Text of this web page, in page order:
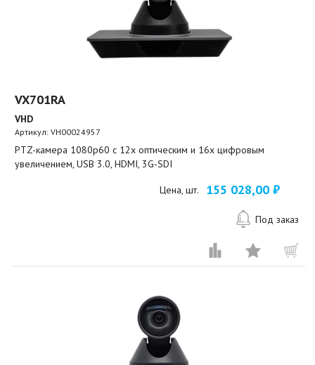
VX701RA
VHD
Артикул:VH00024957
PTZ-камера 1080p60 c 12х оптическим и 16х цифровым
увеличением, USB 3.0, HDMI, 3G-SDI
Цена, шт. 155 028,00 ₽
Под заказ